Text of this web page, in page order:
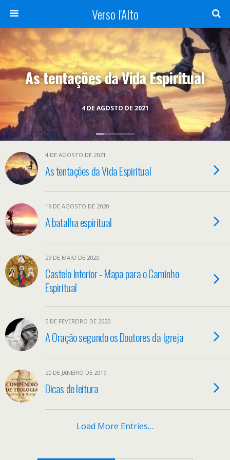
Verso l'Alto
4 DE AGOSTO DE 2021
As tentações da Vida Espiritual
4 DE AGOSTO DE 2021
As tentações da Vida Espiritual
19 DE AGOSTO DE 2020
A batalha espiritual
29 DE MAIO DE 2020
Castelo Interior - Mapa para o Caminho
Espiritual
5 DE FEVEREIRO DE 2020
A Oração segundo os Doutores da Igreja
20 DE JANEIRO DE 2019
Dicas de leitura
Load More Entries…